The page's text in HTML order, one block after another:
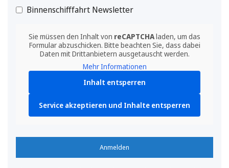
Binnenschifffahrt Newsletter
Sie müssen den Inhalt von reCAPTCHAladen, um das
Formular abzuschicken. Bitte beachten Sie, dass dabei
Daten mit Drittanbietern ausgetauscht werden.
Mehr Informationen
Inhalt entsperren
Service akzeptieren und Inhalte entsperren
Anmelden